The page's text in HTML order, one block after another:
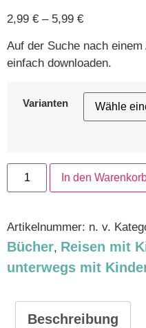
2,99 € – 5,99 €
Auf der Suche nach
einfach downloaden.
Varianten
In den
Artikelnummer: n. v.
Bücher, Reisen mit
unterwegs mit
Beschreibung